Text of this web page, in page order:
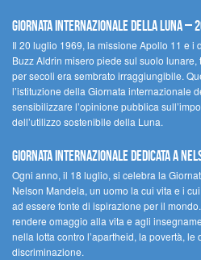
Giornata Internazionale della Luna –
Il 20 luglio 1969, la missione Apollo 11 e i
Buzz Aldrin misero piede sul suolo
per secoli era sembrato irraggiungibile.
l’istituzione della Giornata internazionale
sensibilizzare l’opinione pubblica
dell’utilizzo sostenibile della Luna.
Giornata internazionale dedicata a
Ogni anno, il 18 luglio, si celebra la
Nelson Mandela, un uomo la cui vita e i
ad essere fonte di ispirazione per il
rendere omaggio alla vita e agli
nella lotta contro l’apartheid, la povertà,
discriminazione.